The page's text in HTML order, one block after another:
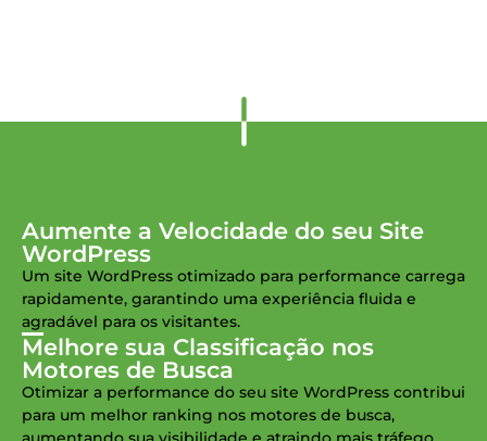
Aumente a Velocidade do seu Site
WordPress
Um site WordPress otimizado para performance carrega
rapidamente, garantindo uma experiência fluida e
agradável para os visitantes.
Melhore sua Classificação nos
Motores de Busca
Otimizar a performance do seu site WordPress contribui
para um melhor ranking nos motores de busca,